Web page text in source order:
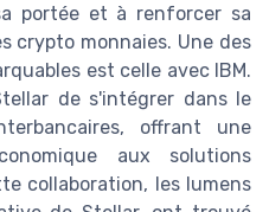
portée et à renforcer sa
crypto monnaies. Une des
est celle avec IBM.
de s'intégrer dans le
offrant une
aux solutions
collaboration, les lumens